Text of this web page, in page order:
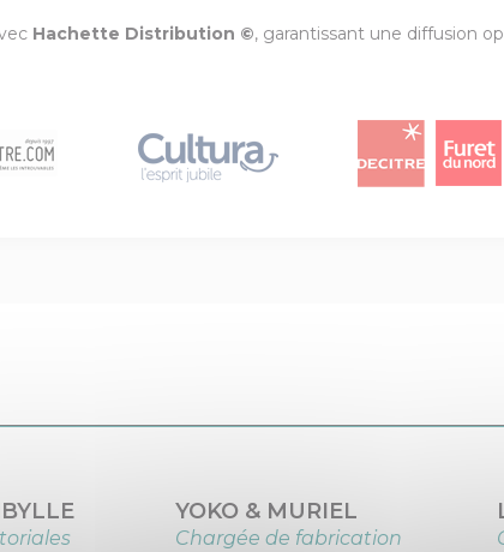
Hachette Distribution ©, garantissant une diffusion
YOKO & MURIEL
Chargée de fabrication